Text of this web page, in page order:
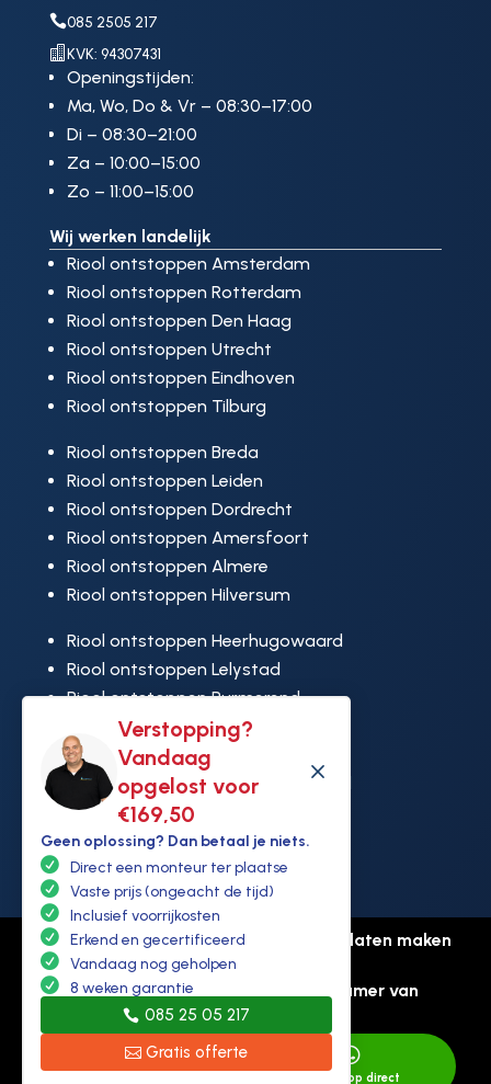
Verstopping?
Vandaag
opgelost voor
€169,50
M
Geen oplossing? Dan betaal je niets.
Direct een monteur ter plaatse
Vaste prijs (ongeacht de tijd)
Inclusief voorrijkosten
Erkend en gecertificeerd
Vandaag nog geholpen
8 weken garantie
085 25 05 217
Gratis offerte
085 2505 217
 KVK: 94307431
Openingstijden:
Ma, Wo, Do & Vr – 08:30–17:00
Di – 08:30–21:00
Za – 10:00–15:00
Zo – 11:00–15:00
Wij werken landelijk
Riool ontstoppen Amsterdam
Riool ontstoppen Rotterdam
Riool ontstoppen Den Haag
Riool ontstoppen Utrecht
Riool ontstoppen Eindhoven
Riool ontstoppen Tilburg
Riool ontstoppen Breda
Riool ontstoppen Leiden
Riool ontstoppen Dordrecht
Riool ontstoppen Amersfoort
Riool ontstoppen Almere
Riool ontstoppen Hilversum
Riool ontstoppen Heerhugowaard
Riool ontstoppen Lelystad
Riool ontstoppen Purmerend
Riool ontstoppen Ridderkerk
Riool ontstoppen Rijswijk
Riool ontstoppen Hoek van Holland
© Copyright Ontstoppen.nl |
Website laten maken
door Flexamedia
Privacyverklaring
Kamer van
koophandel: 94307431
 
Whatsapp direct